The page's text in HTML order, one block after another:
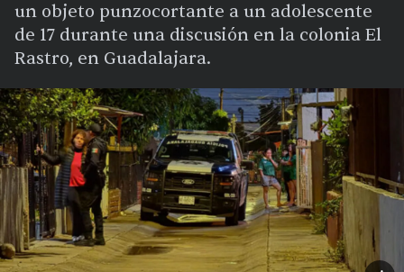
un objeto punzocortante a un adolescente
de 17 durante una discusión en la colonia El
Rastro, en Guadalajara.